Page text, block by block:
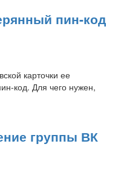
пин-код
карточки ее
код. Для чего нужен,
группы ВК